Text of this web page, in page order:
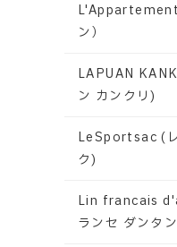
ン）
LAPUAN
ン カンクリ)
LeSportsac (
ク)
Lin francais
ランセ ダンタン